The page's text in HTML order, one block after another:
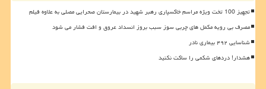
تجهیز 100 تخت ویژه مراسم خاکسپاری رهبر شهید در بیمارستان صحرایی مصلی به علاوه فیلم
مصرف بی رویه مکمل های چربی سوز سبب بروز انسداد عروق و افت فشار می شود
شناسایی ۴۹۲ بیماری نادر
هشدار! دردهای شکمی را ساکت نکنید